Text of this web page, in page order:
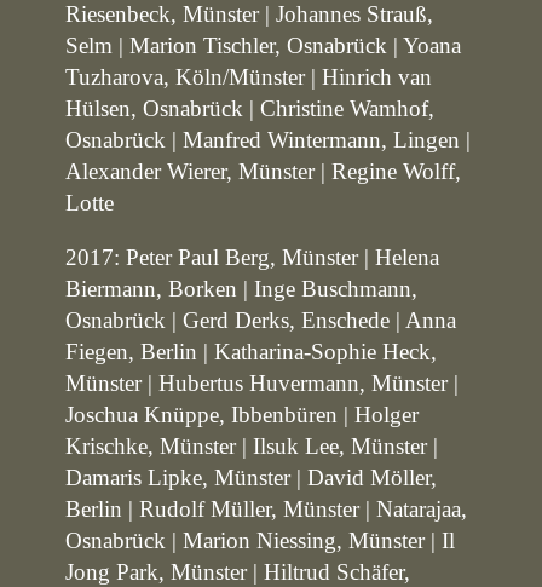
Riesenbeck, Münster | Johannes Strauß,
Selm | Marion Tischler, Osnabrück | Yoana
Tuzharova, Köln/Münster | Hinrich van
Hülsen, Osnabrück | Christine Wamhof,
Osnabrück | Manfred Wintermann, Lingen |
Alexander Wierer, Münster | Regine Wolff,
Lotte
2017: Peter Paul Berg, Münster | Helena
Biermann, Borken | Inge Buschmann,
Osnabrück | Gerd Derks, Enschede | Anna
Fiegen, Berlin | Katharina-Sophie Heck,
Münster | Hubertus Huvermann, Münster |
Joschua Knüppe, Ibbenbüren | Holger
Krischke, Münster | Ilsuk Lee, Münster |
Damaris Lipke, Münster | David Möller,
Berlin | Rudolf Müller, Münster | Natarajaa,
Osnabrück | Marion Niessing, Münster | Il
Jong Park, Münster | Hiltrud Schäfer,